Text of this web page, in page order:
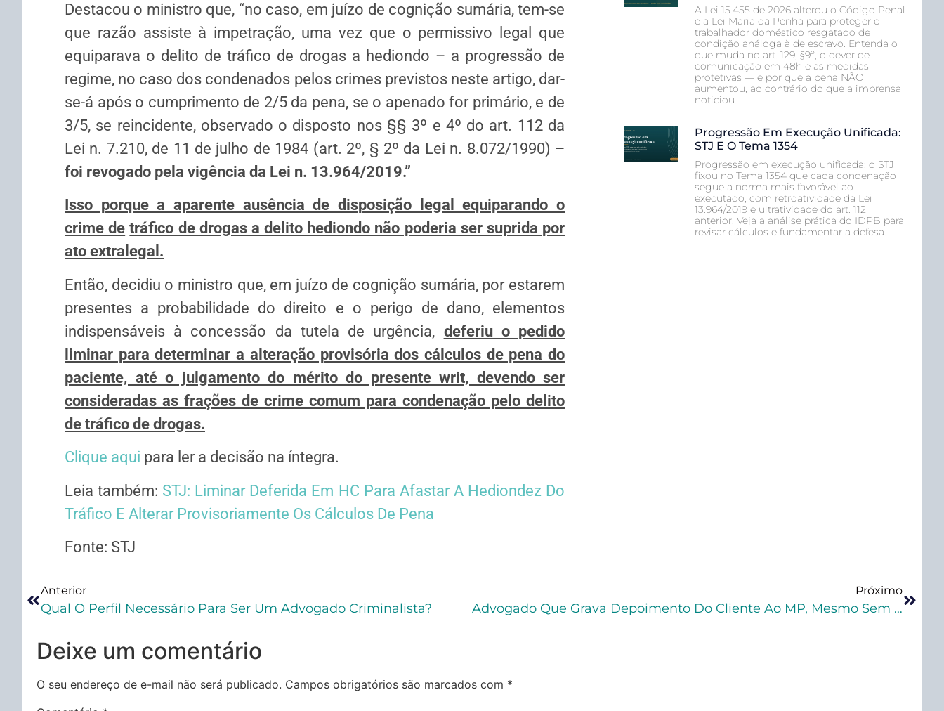
Destacou o ministro que, “no caso, em juízo de cognição sumária, tem-se
que razão assiste à impetração, uma vez que o permissivo legal que
equiparava o delito de tráfico de drogas a hediondo – a progressão de
regime, no caso dos condenados pelos crimes previstos neste artigo, dar-
se-á após o cumprimento de 2/5 da pena, se o apenado for primário, e de
3/5, se reincidente, observado o disposto nos §§ 3º e 4º do art. 112 da
Lei n. 7.210, de 11 de julho de 1984 (art. 2º, § 2º da Lei n. 8.072/1990) –
foi revogado pela vigência da Lei n. 13.964/2019.”
Isso porque a aparente ausência de disposição legal equiparando o
crime de tráfico de drogas a delito hediondo não poderia ser suprida por
ato extralegal.
Então, decidiu o ministro que, em juízo de cognição sumária, por estarem
presentes a probabilidade do direito e o perigo de dano, elementos
indispensáveis à concessão da tutela de urgência, deferiu o pedido
liminar para determinar a alteração provisória dos cálculos de pena do
paciente, até o julgamento do mérito do presente writ, devendo ser
consideradas as frações de crime comum para condenação pelo delito
de tráfico de drogas.
Clique aqui para ler a decisão na íntegra.
Leia também: STJ: Liminar Deferida Em HC Para Afastar A Hediondez Do
Tráfico E Alterar Provisoriamente Os Cálculos De Pena
Fonte: STJ
A Lei 15.455 de 2026 alterou o Código Penal
e a Lei Maria da Penha para proteger o
trabalhador doméstico resgatado de
condição análoga à de escravo. Entenda o
que muda no art. 129, §9º, o dever de
comunicação em 48h e as medidas
protetivas — e por que a pena NÃO
aumentou, ao contrário do que a imprensa
noticiou.
Progressão Em Execução Unificada:
STJ E O Tema 1354
Progressão em execução unificada: o STJ
fixou no Tema 1354 que cada condenação
segue a norma mais favorável ao
executado, com retroatividade da Lei
13.964/2019 e ultratividade do art. 112
anterior. Veja a análise prática do IDPB para
revisar cálculos e fundamentar a defesa.
Anterior
Qual O Perfil Necessário Para Ser Um Advogado Criminalista?
Próximo
Advogado Que Grava Depoimento Do Cliente Ao MP, Mesmo Sem Autorização, Não Comete Crime
Deixe um comentário
O seu endereço de e-mail não será publicado. Campos obrigatórios são marcados com *